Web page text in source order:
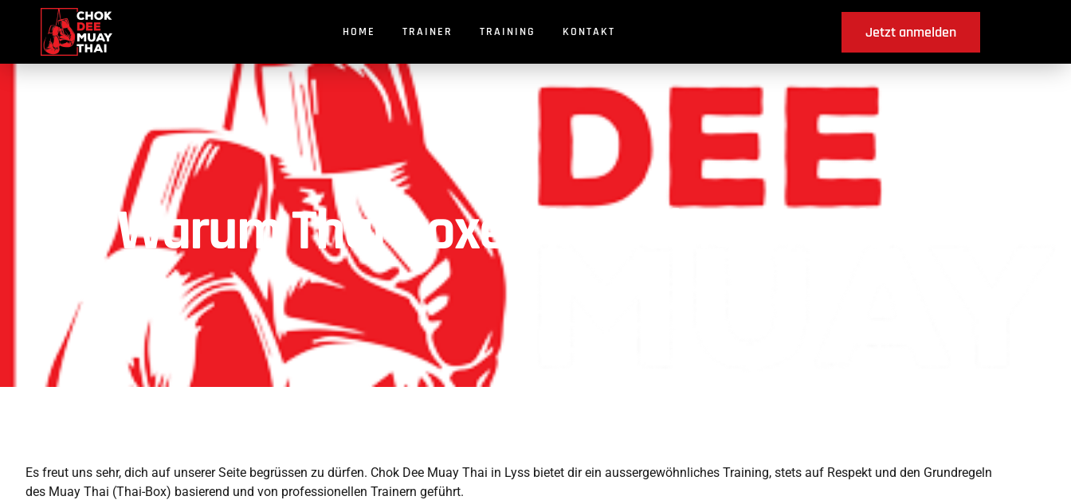
HOME TRAINER TRAINING KONTAKT Jetzt anmelden
Warum Thai Boxen in Kleingurmels ?
Es freut uns sehr, dich auf unserer Seite begrüssen zu dürfen. Chok Dee Muay Thai in Lyss bietet dir ein aussergewöhnliches Training, stets auf Respekt und den Grundregeln
des Muay Thai (Thai-Box) basierend und von professionellen Trainern geführt.